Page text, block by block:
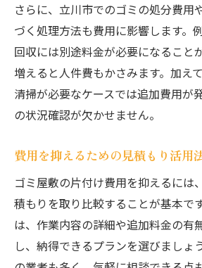
さらに、立川市でのゴミの処分費用
づく処理方法も費用に影響します。
回収には別途料金が必要になること
増えると人件費もかさみます。加え
清掃が必要なケースでは追加費用が
の状況確認が欠かせません。
費用を抑えるための見積もり活用
ゴミ屋敷の片付け費用を抑えるには
積もりを取り比較することが基本で
は、作業内容の詳細や追加料金の有
し、納得できるプランを選びましょ